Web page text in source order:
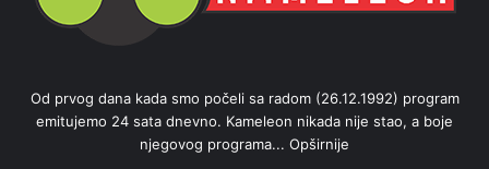
Od prvog dana kada smo počeli sa radom (26.12.1992) program
emitujemo 24 sata dnevno. Kameleon nikada nije stao, a boje
njegovog programa... Opširnije